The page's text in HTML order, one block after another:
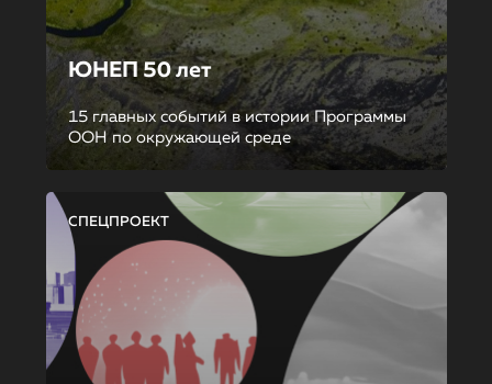
ЮНЕП 50 лет
15 главных событий в истории Программы
ООН по окружающей среде
СПЕЦПРОЕКТ